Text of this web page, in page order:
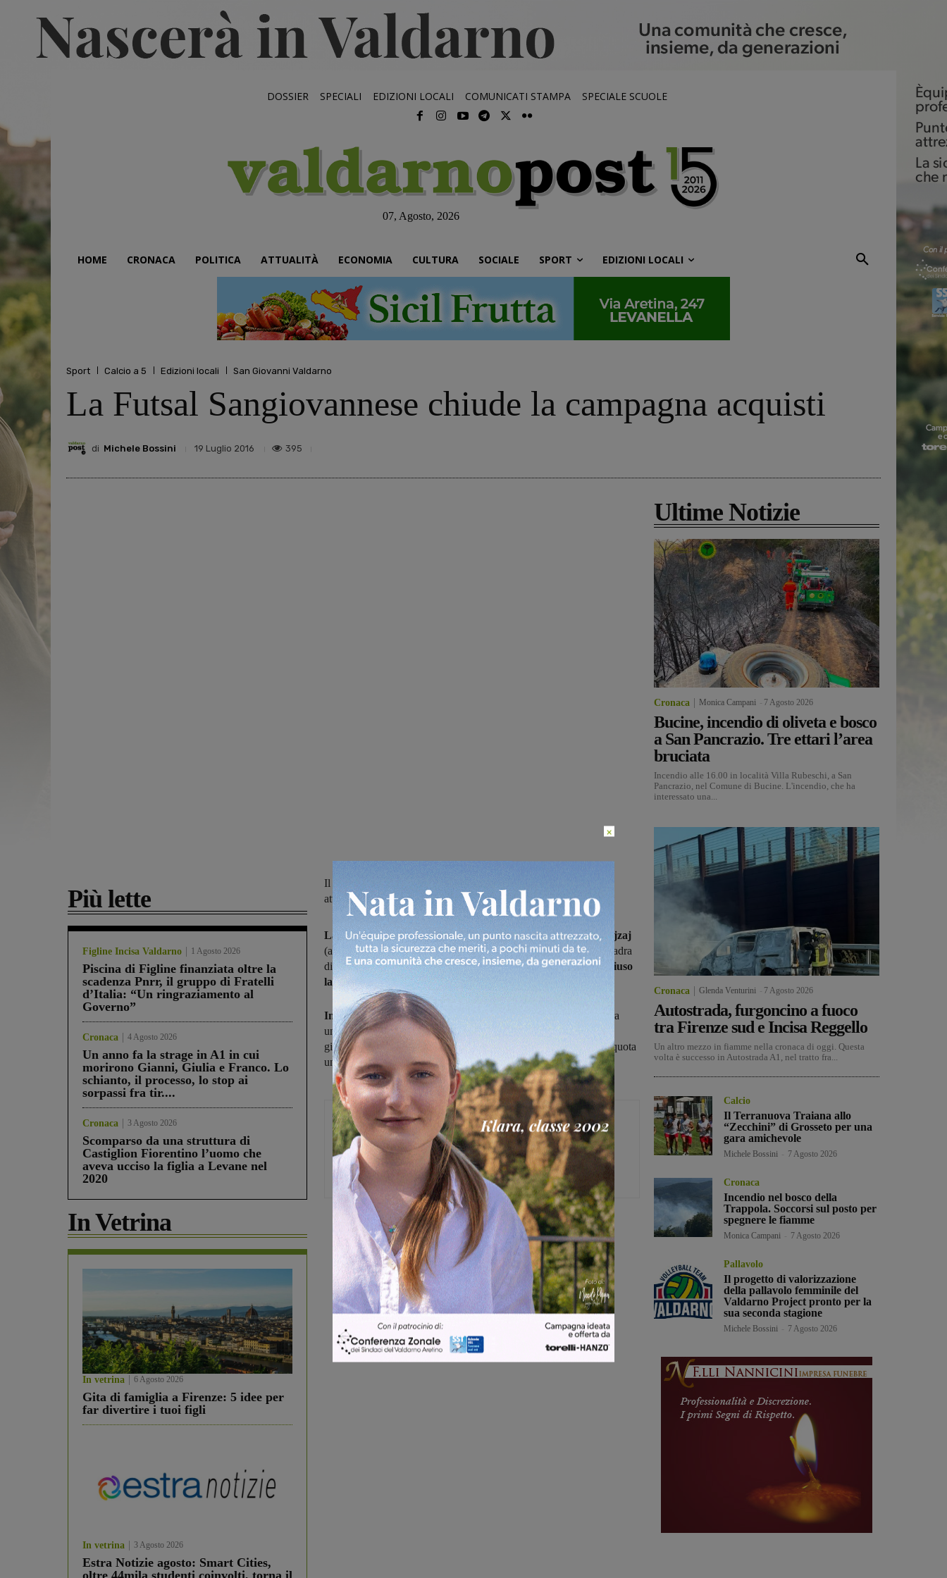
DOSSIER SPECIALI EDIZIONI LOCALI COMUNICATI STAMPA SPECIALE SCUOLE
07, Agosto, 2026
HOME CRONACA POLITICA ATTUALITÀ ECONOMIA CULTURA SOCIALE SPORT EDIZIONI LOCALI
Sport Calcio a 5 Edizioni locali San Giovanni Valdarno
La Futsal Sangiovannese chiude la campagna acquisti
di Michele Bossini 19 Luglio 2016 395
Più lette
Figline Incisa Valdarno 1 Agosto 2026
Piscina di Figline finanziata oltre la
scadenza Pnrr, il gruppo di Fratelli
d’Italia: “Un ringraziamento al
Governo”
Cronaca 4 Agosto 2026
Un anno fa la strage in A1 in cui
morirono Gianni, Giulia e Franco. Lo
schianto, il processo, lo stop ai
sorpassi fra tir....
Cronaca 3 Agosto 2026
Scomparso da una struttura di
Castiglion Fiorentino l’uomo che
aveva ucciso la figlia a Levane nel
2020
In Vetrina
In vetrina 6 Agosto 2026
Gita di famiglia a Firenze: 5 idee per
far divertire i tuoi figli
In vetrina 3 Agosto 2026
Estra Notizie agosto: Smart Cities,
Il sodalizio azzurro ha raggiunto l’accordo con Mariol Fejzaj,
attaccante classe 1995 proveniente dall’Atletico Levane Leona
La Futsal Sangiovanneseha raggiunto l'accordo conMariol Fejzaj
(attaccante classe 1995 in arrivo dall'Atletico Levane Leona, squadra
di calcio a undici che milita in Prima categoria) e ha in pratica
chiuso
la campagna acquisti.
In un primo momentoFejzaj sarà inserito nel roster della squadra
under 21, per un breve apprendistato prima del salto in serie B. A
giorni saranno ufficializzatiun altro paio di acquisti,sempre in quota
under 21.
Michele Bossini
Share
Ultime Notizie
Cronaca Monica Campani 7 Agosto 2026
Bucine, incendio di oliveta e bosco
a San Pancrazio. Tre ettari l’area
bruciata
Incendio alle 16.00 in località Villa Rubeschi, a San
Pancrazio, nel Comune di Bucine. L'incendio, che ha
interessato una...
Cronaca Glenda Venturini 7 Agosto 2026
Autostrada, furgoncino a fuoco
tra Firenze sud e Incisa Reggello
Un altro mezzo in fiamme nella cronaca di oggi. Questa
volta è successo in Autostrada A1, nel tratto fra...
Calcio
Il Terranuova Traiana allo
“Zecchini” di Grosseto per una
gara amichevole
Michele Bossini 7 Agosto 2026
Cronaca
Incendio nel bosco della
Trappola. Soccorsi sul posto per
spegnere le fiamme
Monica Campani 7 Agosto 2026
Pallavolo
Il progetto di valorizzazione
della pallavolo femminile del
Valdarno Project pronto per la
sua seconda stagione
Michele Bossini 7 Agosto 2026
×